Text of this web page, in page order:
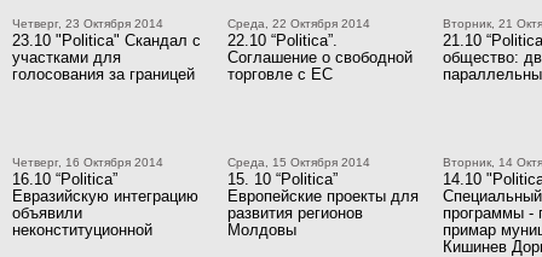
Четверг, 23 Октября 2014
23.10 "Politica" Скандал с
участками для
голосования за границей
Среда, 22 Октября 2014
22.10 “Politica”.
Соглашение о свободной
торговле с ЕС
Вторник, 21
21.10
общество:
Четверг, 16 Октября 2014
16.10 “Politica”
Евразийскую интеграцию
объявили
неконституционной
Среда, 15 Октября 2014
15. 10 “Politica”
Европейские проекты для
развития регионов
Молдовы
Вторник, 14
14.10
Специальный
программы -
примар
Кишинев